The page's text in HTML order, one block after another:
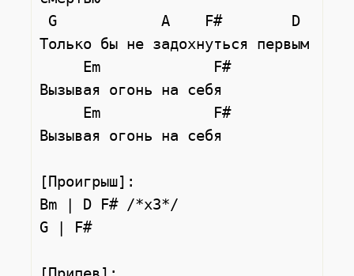
Только бы не задохнуться первым
Вызывая огонь на себя
Вызывая огонь на себя
[Проигрыш]:
Bm | D F# /*x3*/
G | F#